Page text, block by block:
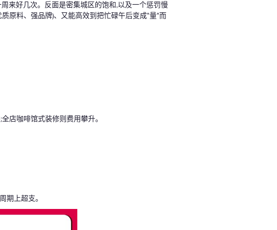
来好几次。反面是密集城区的饱和,以及一个惩罚慢
原料、强品牌)、又能高效到把忙碌午后变成"量"而
店咖啡馆式装修则费用攀升。
期上超支。